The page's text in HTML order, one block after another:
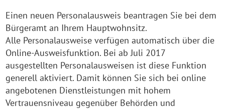
Einen neuen Personalausweis beantragen Sie bei dem
Bürgeramt an Ihrem Hauptwohnsitz.
Alle Personalausweise verfügen automatisch über die
Online-Ausweisfunktion. Bei ab Juli 2017
ausgestellten Personalausweisen ist diese Funktion
generell aktiviert. Damit können Sie sich bei online
angebotenen Dienstleistungen mit hohem
Vertrauensniveau gegenüber Behörden und